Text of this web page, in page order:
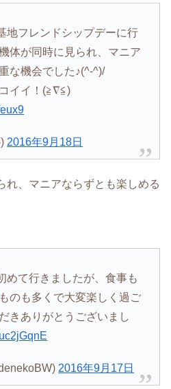
地フレンドシップデーに行
体が同時に見られ、マニア
な機会でした♪(^-^)/
イイ！(≧∇≦)
2016年9月18日
、マニアならずとも楽しめる
めて行きましたが、食事も
のも多くで大変楽しく過ご
きありがとうございまし
2016年9月17日